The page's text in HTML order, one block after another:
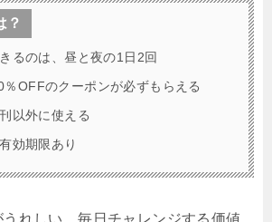
？
るのは、昼と夜の1日2回
OFFのクーポンが必ずもらえる
以外に使える
効期限あり